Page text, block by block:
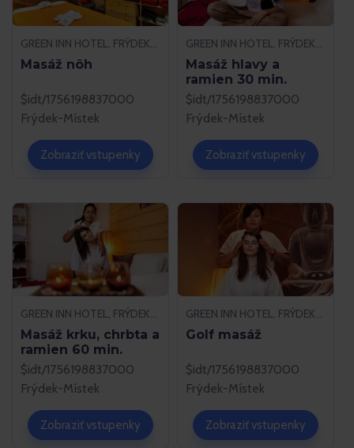
Masáž nôh
$idt/1756198837000
Frýdek-Místek
Zobraziť vstupenky
Masáž hlavy a
ramien 30 min.
$idt/1756198837000
Frýdek-Místek
Zobraziť vstupenky
GREEN INN HOTEL, FRÝDEK-MÍSTEK
Masáž krku, chrbta a
ramien 60 min.
$idt/1756198837000
Frýdek-Místek
Zobraziť vstupenky
GREEN INN HOTEL, FRÝDEK-MÍSTEK
Golf masáž
$idt/1756198837000
Frýdek-Místek
Zobraziť vstupenky